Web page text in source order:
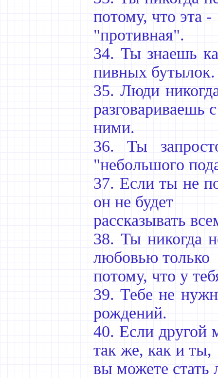
потому, что эта -
"противная".
34. Ты знаешь
пивных бутылок.
35. Люди
разговариваешь с
ними.
36. Ты
"небольшого
37. Если ты не
он не будет
рассказывать
38. Ты никогда
любовью только
потому, что у
39. Тебе не
рождений.
40. Если другой
так же, как и ты,
вы можете